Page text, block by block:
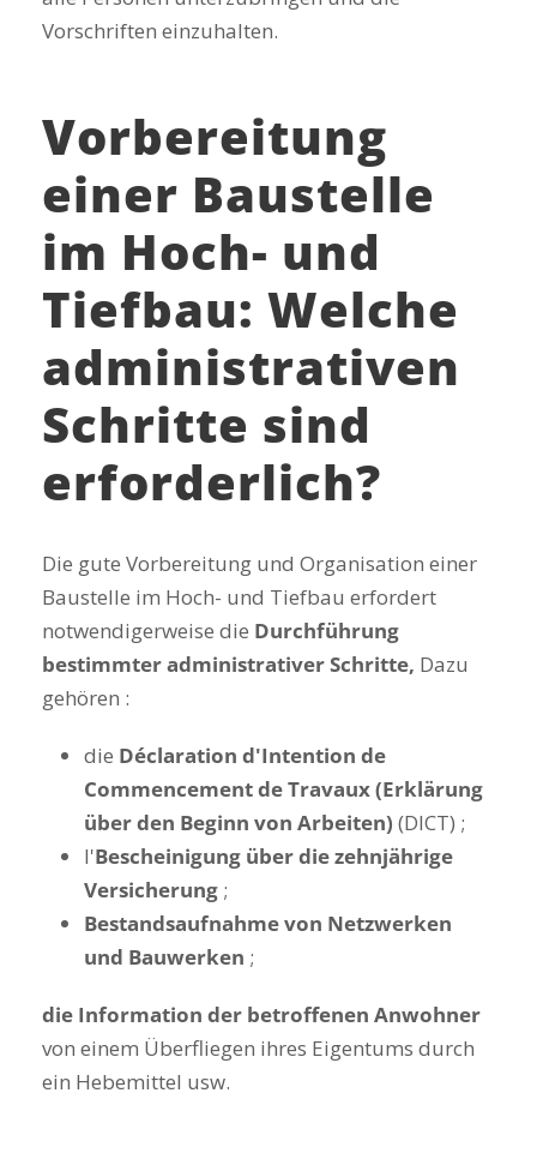
Vorschriften einzuhalten.
Vorbereitung
einer Baustelle
im Hoch- und
Tiefbau: Welche
administrativen
Schritte sind
erforderlich?
Die gute Vorbereitung und Organisation einer
Baustelle im Hoch- und Tiefbau erfordert
notwendigerweise die Durchführung
bestimmter administrativer Schritte, Dazu
gehören :
die Déclaration d'Intention de
Commencement de Travaux (Erklärung
über den Beginn von Arbeiten) (DICT) ;
l'Bescheinigung über die zehnjährige
Versicherung ;
Bestandsaufnahme von Netzwerken
und Bauwerken ;
die Information der betroffenen Anwohner
von einem Überfliegen ihres Eigentums durch
ein Hebemittel usw.